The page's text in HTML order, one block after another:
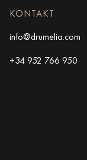
KONTAKT
info@drumelia.com
+34 952 766 950